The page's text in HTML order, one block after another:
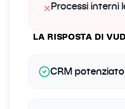
✕Processi interni
LA RISPOSTA DI
CRM potenziato